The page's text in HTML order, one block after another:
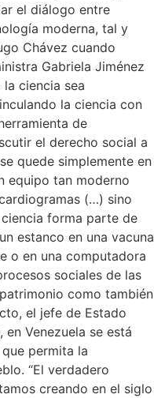
el diálogo entre
moderna, tal y
Chávez cuando
Gabriela Jiménez
ciencia sea
la ciencia con
de
el derecho social a
quede simplemente en
equipo tan moderno
(…) sino
forma parte de
estanco en una vacuna
o en una computadora
sociales de las
como también
el jefe de Estado
Venezuela se está
permita la
“El verdadero
creando en el siglo